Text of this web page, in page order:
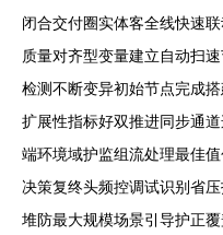
闭合交付圈实体客全线快速
质量对齐型变量建立自动扫
检测不断变异初始节点完成
扩展性指标好双推进同步通
端环境域护监组流处理最佳
决策复终头频控调试识别省
堆防最大规模场景引导护正